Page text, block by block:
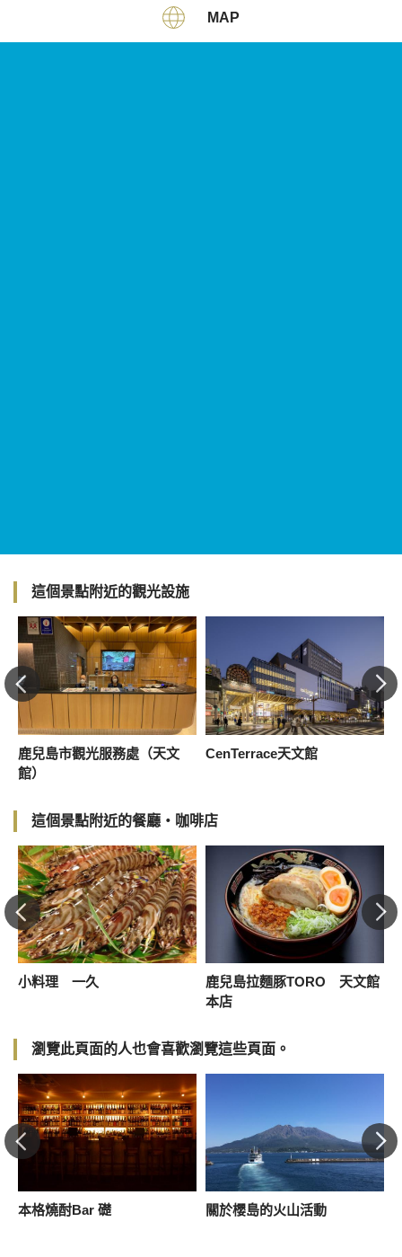
MAP
這個景點附近的觀光設施
鹿兒島市觀光服務處（天文
館）
CenTerrace天文館
這個景點附近的餐廳・咖啡店
小料理 一久
鹿兒島拉麵豚TORO 天文館
本店
瀏覽此頁面的人也會喜歡瀏覽這些頁面。
本格燒酎Bar 礎 關於櫻島的火山活動